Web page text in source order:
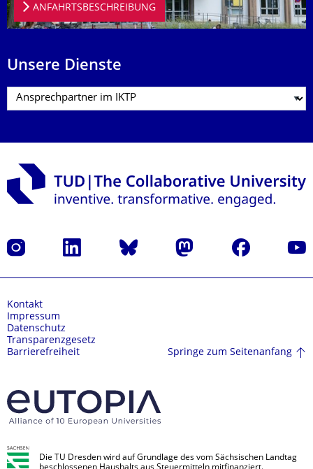
ANFAHRTSBESCHREIBUNG
Unsere Dienste
Instagram LinkedIn Bluesky Mastodon Facebook
Kontakt
Impressum
Datenschutz
Transparenzgesetz
Barrierefreiheit
Springe zum Seitenanfang
Die TU Dresden wird auf Grundlage des vom Sächsischen Landtag